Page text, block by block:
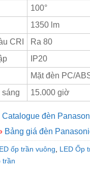
100°
1350 lm
CRI
Ra 80
IP20
Mặt đèn PC/
sáng
15.000 giờ
Catalogue đèn
Bảng giá đèn
ốp trần vuông LED Ốp
trần